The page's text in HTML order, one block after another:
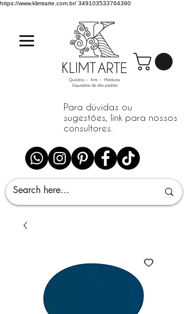
https://www.klimtarte.com.br/ 349103533764390
Para dúvidas ou
sugestões, link para nossos
consultores.